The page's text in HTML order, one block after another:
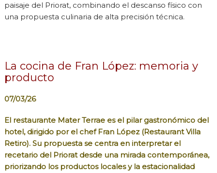
paisaje del Priorat, combinando el descanso físico con
una propuesta culinaria de alta precisión técnica.
La cocina de Fran López: memoria y
producto
07/03/26
El restaurante Mater Terrae es el pilar gastronómico del
hotel, dirigido por el chef Fran López(Restaurant Villa
Retiro). Su propuesta se centra en interpretar el
recetario del Priorat desde una mirada contemporánea,
priorizando los productos locales y la estacionalidad